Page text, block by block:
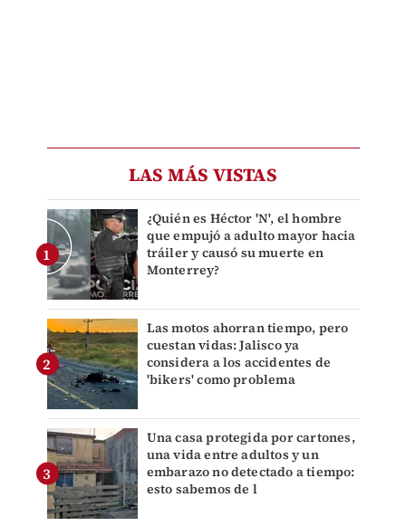
LAS MÁS VISTAS
¿Quién es Héctor 'N', el hombre
que empujó a adulto mayor hacia
tráiler y causó su muerte en
Monterrey?
Las motos ahorran tiempo, pero
cuestan vidas: Jalisco ya
considera a los accidentes de
'bikers' como problema
Una casa protegida por cartones,
una vida entre adultos y un
embarazo no detectado a tiempo:
esto sabemos de l